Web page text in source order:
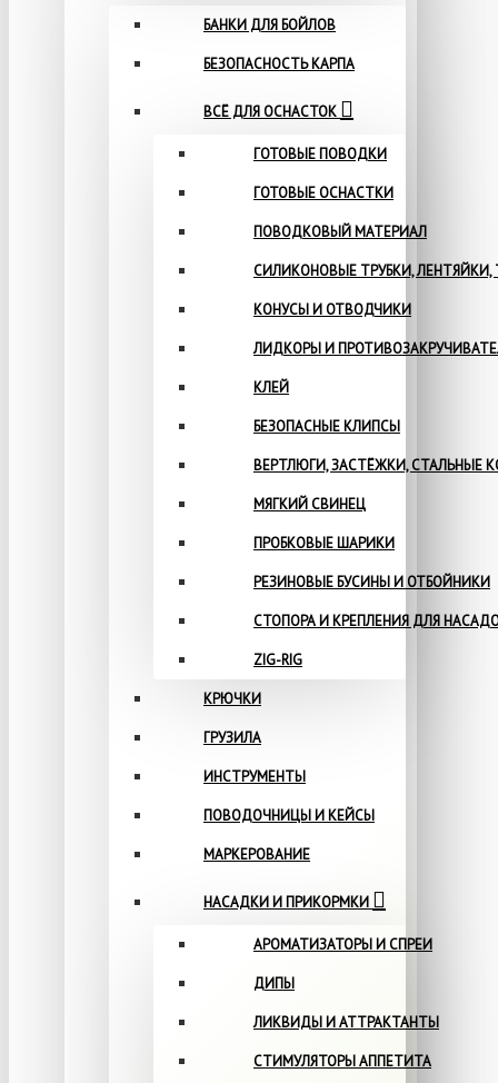
БАНКИ ДЛЯ БОЙЛОВ
БЕЗОПАСНОСТЬ КАРПА
ВСЁ ДЛЯ ОСНАСТОК
ГОТОВЫЕ ПОВОДКИ
ГОТОВЫЕ ОСНАСТКИ
ПОВОДКОВЫЙ МАТЕРИАЛ
СИЛИКОНОВЫЕ ТРУБКИ,
КОНУСЫ И ОТВОДЧИКИ
ЛИДКОРЫ И
КЛЕЙ
БЕЗОПАСНЫЕ КЛИПСЫ
ВЕРТЛЮГИ, ЗАСТЁЖКИ, СТАЛЬНЫЕ
МЯГКИЙ СВИНЕЦ
ПРОБКОВЫЕ ШАРИКИ
РЕЗИНОВЫЕ БУСИНЫ И ОТБОЙНИКИ
СТОПОРА И КРЕПЛЕНИЯ ДЛЯ
ZIG-RIG
КРЮЧКИ
ГРУЗИЛА
ИНСТРУМЕНТЫ
ПОВОДОЧНИЦЫ И КЕЙСЫ
МАРКЕРОВАНИЕ
НАСАДКИ И ПРИКОРМКИ
АРОМАТИЗАТОРЫ И СПРЕИ
ДИПЫ
ЛИКВИДЫ И АТТРАКТАНТЫ
СТИМУЛЯТОРЫ АППЕТИТА